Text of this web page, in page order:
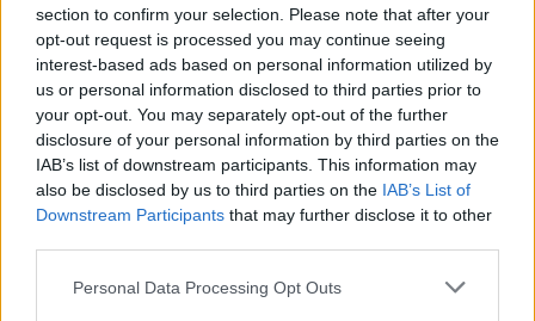
section to confirm your selection. Please note that after your
opt-out request is processed you may continue seeing
interest-based ads based on personal information utilized by
us or personal information disclosed to third parties prior to
your opt-out. You may separately opt-out of the further
disclosure of your personal information by third parties on the
IAB’s list of downstream participants. This information may
also be disclosed by us to third parties on the IAB’s List of
Downstream Participants that may further disclose it to other
Please note that this website/app uses one or more Google
Personal Data Processing Opt Outs
Petrolio in calo: Brent a 88.9 dollari, ribassi diffusi tra le
materie prime
Andrea Innocenti · 6 Ago 2026